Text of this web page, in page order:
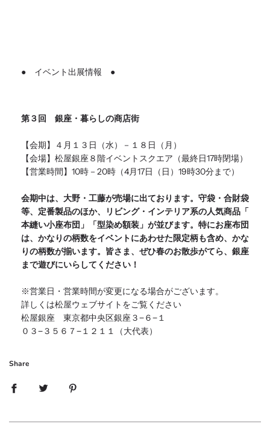
● イベント出展情報 ●
第３回 銀座・暮らしの商店街
【会期】４月１３日（水）－１８日（月）
【会場】松屋銀座８階イベントスクエア（最終日17時閉場）
【営業時間】10時－20時（4月17日（日） 19時30分まで）
会期中は、大野・工藤が売場に出ております。守袋・合財袋
等、 定番製品のほか、リビング・インテリア系の人気商品「
本縫い小座布団」「型染め額装」が並びます。特にお座布団
は、 かなりの柄数をイベントにあわせた限定柄も含め、 かな
りの柄数が揃います。皆さま、ぜひ春のお散歩がてら、 銀座
まで遊びにいらしてください！
※営業日・営業時間が変更になる場合がございます。
詳しくは松屋ウェブサイトをご覧ください
松屋銀座 東京都中央区銀座３−６−１
０３−３５６７−１２１１（大代表）
Share